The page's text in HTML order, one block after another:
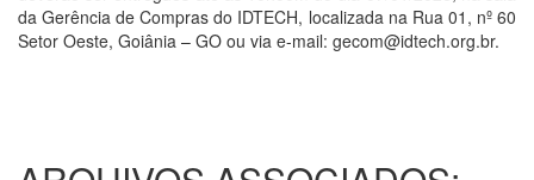
da Gerência de Compras do IDTECH, localizada na Rua 01, nº 60
Setor Oeste, Goiânia – GO ou via e-mail: gecom@idtech.org.br.